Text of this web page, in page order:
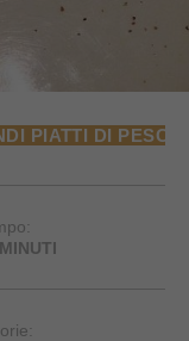
PIATTI DI PESCE